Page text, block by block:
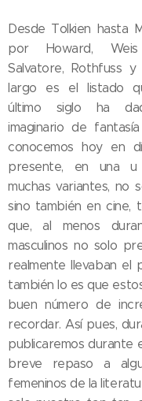
Desde Tolkien hasta
por Howard,
Salvatore, Rothfuss
largo es el listado
último siglo ha
imaginario de
conocemos hoy en
presente, en una
muchas variantes, no
sino también en cine,
que, al menos
masculinos no solo
realmente llevaban el
también lo es que
buen número de
recordar. Así pues,
publicaremos durante
breve repaso a
femeninos de la